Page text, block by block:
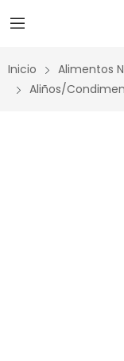
Inicio
Alimentos
Aliños/